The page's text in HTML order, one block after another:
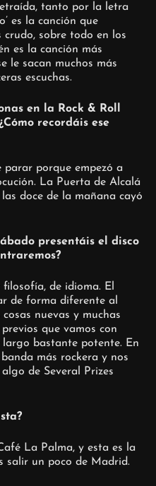
tanto por la letra
es la canción que
sobre todo en los
es la canción más
le sacan muchos más
escuchas.
en la Rock & Roll
recordáis ese
parar porque empezó a
La Puerta de Alcalá
doce de la mañana cayó
presentáis el disco
de idioma. El
de forma diferente al
nuevas y muchas
que vamos con
bastante potente. En
más rockera y nos
de Several Prizes
La Palma, y esta es la
salir un poco de Madrid.